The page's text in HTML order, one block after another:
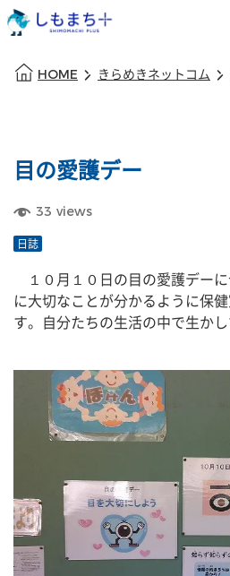
HOME きらめきネットコム
目の愛護デー
33 views
日誌
１０月１０日の目の愛護デー
に大切なことが分かるように保
す。自分たちの生活の中で生かし